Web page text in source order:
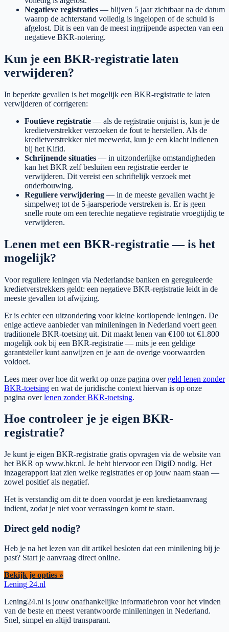
Negatieve registraties — blijven 5 jaar zichtbaar na de datum
waarop de achterstand volledig is ingelopen of de schuld is
afgelost. Dit is een van de meest ingrijpende aspecten van een
negatieve BKR-notering.
Kun je een BKR-registratie laten
verwijderen?
In beperkte gevallen is het mogelijk een BKR-registratie te laten
verwijderen of corrigeren:
Foutieve registratie — als de registratie onjuist is, kun je de
kredietverstrekker verzoeken de fout te herstellen. Als de
kredietverstrekker niet meewerkt, kun je een klacht indienen
bij het Kifid.
Schrijnende situaties — in uitzonderlijke omstandigheden
kan het BKR zelf besluiten een registratie eerder te
verwijderen. Dit vereist een schriftelijk verzoek met
onderbouwing.
Reguliere verwijdering — in de meeste gevallen wacht je
simpelweg tot de 5-jaarsperiode verstreken is. Er is geen
snelle route om een terechte negatieve registratie vroegtijdig te
verwijderen.
Lenen met een BKR-registratie — is het
mogelijk?
Voor reguliere leningen via Nederlandse banken en gereguleerde
kredietverstrekkers geldt: een negatieve BKR-registratie leidt in de
meeste gevallen tot afwijzing.
Er is echter een uitzondering voor kleine kortlopende leningen. De
enige actieve aanbieder van minileningen in Nederland voert geen
traditionele BKR-toetsing uit. Dit maakt lenen van €100 tot €1.800
mogelijk ook bij een BKR-registratie — mits je een geldige
garantsteller kunt aanwijzen en je aan de overige voorwaarden
voldoet.
Lees meer over hoe dit werkt op onze pagina over geld lenen zonder
BKR-toetsing en wat de juridische context hiervan is op onze
pagina overlenen zonder BKR-toetsing.
Hoe controleer je je eigen BKR-
registratie?
Je kunt je eigen BKR-registratie gratis opvragen via de website van
het BKR op www.bkr.nl. Je hebt hiervoor een DigiD nodig. Het
inzagerapport laat zien welke registraties er op jouw naam staan —
zowel positief als negatief.
Het is verstandig om dit te doen voordat je een kredietaanvraag
indient, zodat je niet voor verrassingen komt te staan.
Direct geld nodig?
Heb je na het lezen van dit artikel besloten dat een minilening bij je
past? Start je aanvraag direct online.
Bekijk je opties »
Lening 24.nl
Lening24.nl is jouw onafhankelijke informatiebron voor het vinden
van de beste en meest verantwoorde minileningen in Nederland.
Snel, simpel en altijd transparant.